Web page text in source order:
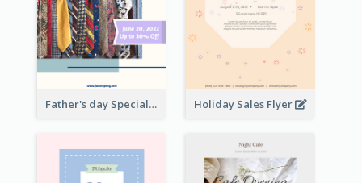
Father's day Special Sale Flyer Holiday Sales Flyer